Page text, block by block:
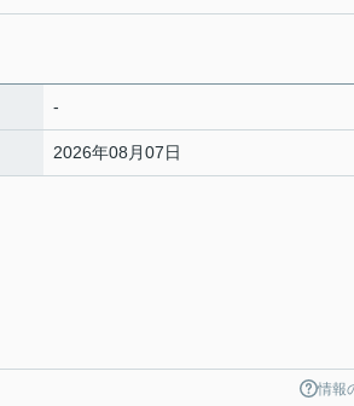
-
2026年08月07日
情報